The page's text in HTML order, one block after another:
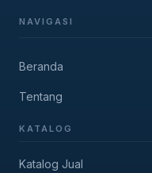
NAVIGASI
Beranda
Tentang
KATALOG
Katalog Jual